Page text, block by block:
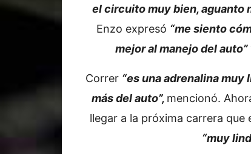
el circuito muy bien, aguanto
Enzo expresó “me siento
mejor al manejo del auto”
Correr “es una adrenalina muy
más del auto”, mencionó.
llegar a la próxima carrera que
“muy